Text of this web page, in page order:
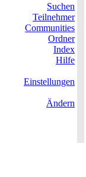
Suchen
Teilnehmer
Communities
Ordner
Index
Hilfe
Einstellungen
Ändern